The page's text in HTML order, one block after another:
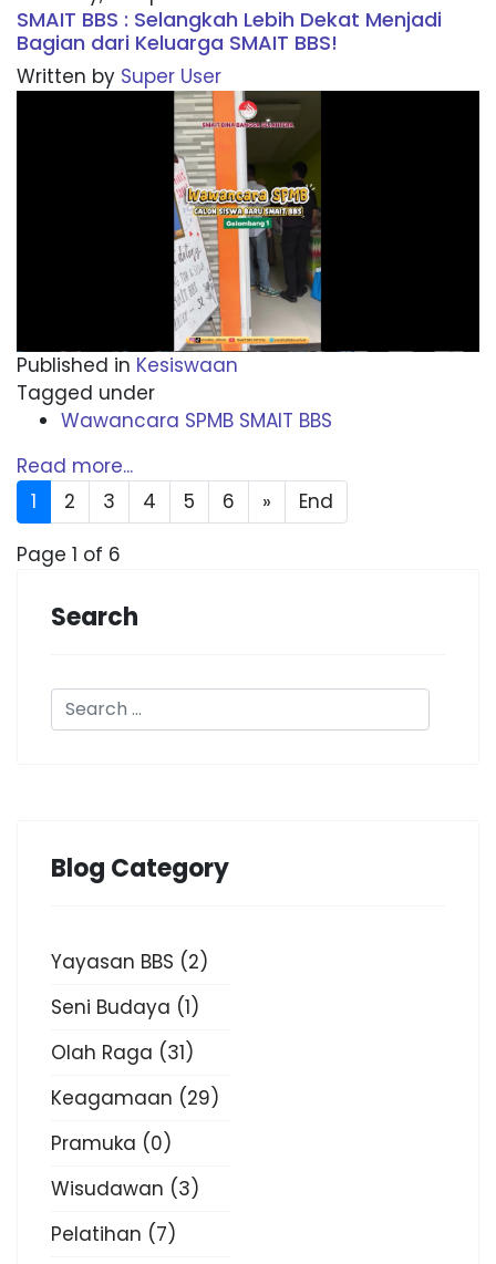
SMAIT BBS : Selangkah Lebih Dekat Menjadi
Bagian dari Keluarga SMAIT BBS!
Written by Super User
Published in Kesiswaan
Tagged under
Wawancara SPMB SMAIT BBS
Read more...
1
2 3 4 5 6 »
End
Page 1 of 6
Search
Blog Category
Yayasan BBS (2)
Seni Budaya (1)
Olah Raga (31)
Keagamaan (29)
Pramuka (0)
Wisudawan (3)
Pelatihan (7)